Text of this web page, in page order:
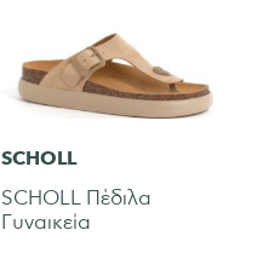
SCHOLL
SCHOLL Πέδιλα
Γυναικεία